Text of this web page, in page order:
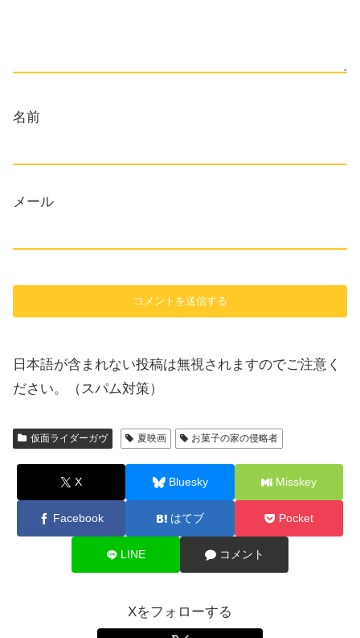
名前
メール
日本語が含まれない投稿は無視されますのでご注意く
ださい。（スパム対策）
仮面ライダーガヴ 夏映画 お菓子の家の侵略者
X Bluesky Misskey
Facebook はてブ Pocket
LINE コメント
Xをフォローする